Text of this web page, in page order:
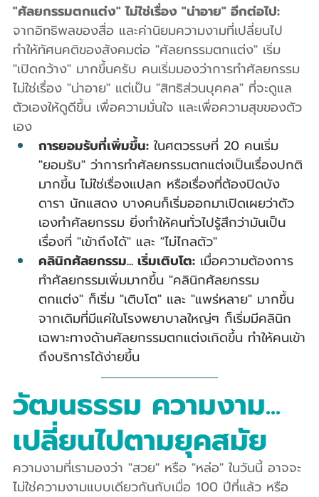
"ศัลยกรรมตกแต่ง" ไม่ใช่เรื่อง "น่าอาย" อีกต่อไป:
จากอิทธิพลของสื่อ และค่านิยมความงามที่เปลี่ยนไป
ทำให้ทัศนคติของสังคมต่อ "ศัลยกรรมตกแต่ง" เริ่ม
"เปิดกว้าง" มากขึ้นครับ คนเริ่มมองว่าการทำศัลยกรรม
ไม่ใช่เรื่อง "น่าอาย" แต่เป็น "สิทธิส่วนบุคคล" ที่จะดูแล
ตัวเองให้ดูดีขึ้น เพื่อความมั่นใจ และเพื่อความสุขของตัว
เอง
การยอมรับที่เพิ่มขึ้น: ในศตวรรษที่ 20 คนเริ่ม
"ยอมรับ" ว่าการทำศัลยกรรมตกแต่งเป็นเรื่องปกติ
มากขึ้น ไม่ใช่เรื่องแปลก หรือเรื่องที่ต้องปิดบัง
ดารา นักแสดง บางคนก็เริ่มออกมาเปิดเผยว่าตัว
เองทำศัลยกรรม ยิ่งทำให้คนทั่วไปรู้สึกว่ามันเป็น
เรื่องที่ "เข้าถึงได้" และ "ไม่ไกลตัว"
คลินิกศัลยกรรม... เริ่มเติบโต: เมื่อความต้องการ
ทำศัลยกรรมเพิ่มมากขึ้น "คลินิกศัลยกรรม
ตกแต่ง" ก็เริ่ม "เติบโต" และ "แพร่หลาย" มากขึ้น
จากเดิมที่มีแค่ในโรงพยาบาลใหญ่ๆ ก็เริ่มมีคลินิก
เฉพาะทางด้านศัลยกรรมตกแต่งเกิดขึ้น ทำให้คนเข้า
ถึงบริการได้ง่ายขึ้น
วัฒนธรรม ความงาม...
เปลี่ยนไปตามยุคสมัย
ความงามที่เรามองว่า "สวย" หรือ "หล่อ" ในวันนี้ อาจจะ
ไม่ใช่ความงามแบบเดียวกันกับเมื่อ 100 ปีที่แล้ว หรือ